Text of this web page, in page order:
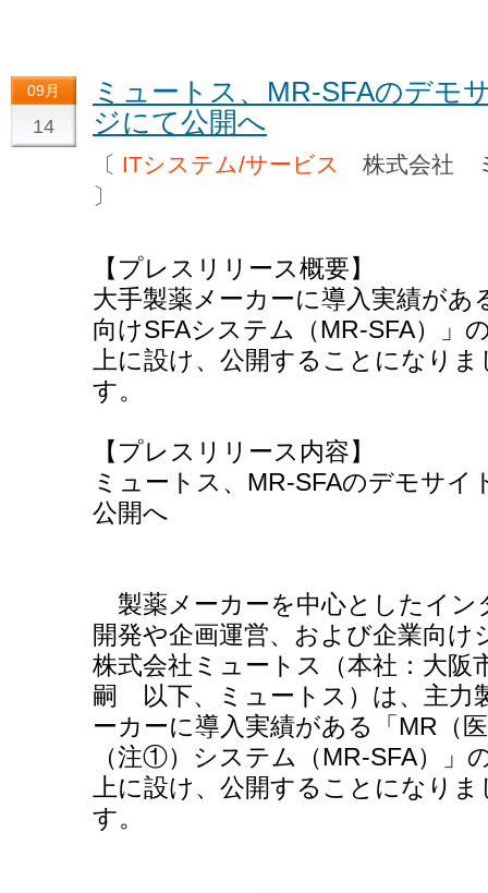
09月
14
ミュートス、MR-SFAのデモ
ジにて公開へ
〔 ITシステム/サービス
株式会社
〕
【プレスリリース概要】
大手製薬メーカーに導入実績があ
向けSFAシステム（MR-SFA）」
上に設け、公開することになり
す。
【プレスリリース内容】
ミュートス、MR-SFAのデモサ
公開へ
製薬メーカーを中心としたイン
開発や企画運営、および企業向
株式会社ミュートス（本社：大
嗣 以下、ミュートス）は、主力
ーカーに導入実績がある「MR（
（注①）システム（MR-SFA）」
上に設け、公開することになり
す。